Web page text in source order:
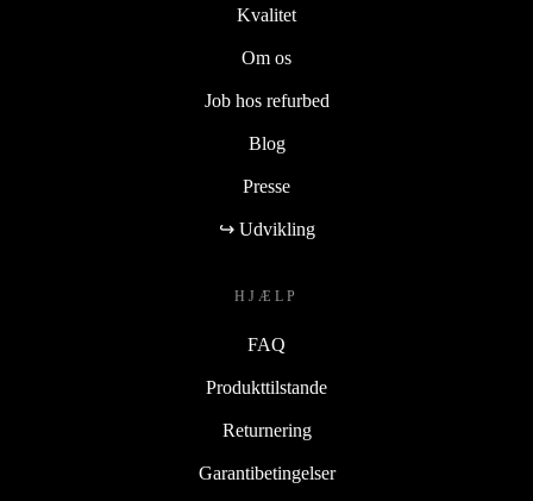
Kvalitet
Om os
Job hos refurbed
Blog
Presse
↪ Udvikling
HJÆLP
FAQ
Produkttilstande
Returnering
Garantibetingelser